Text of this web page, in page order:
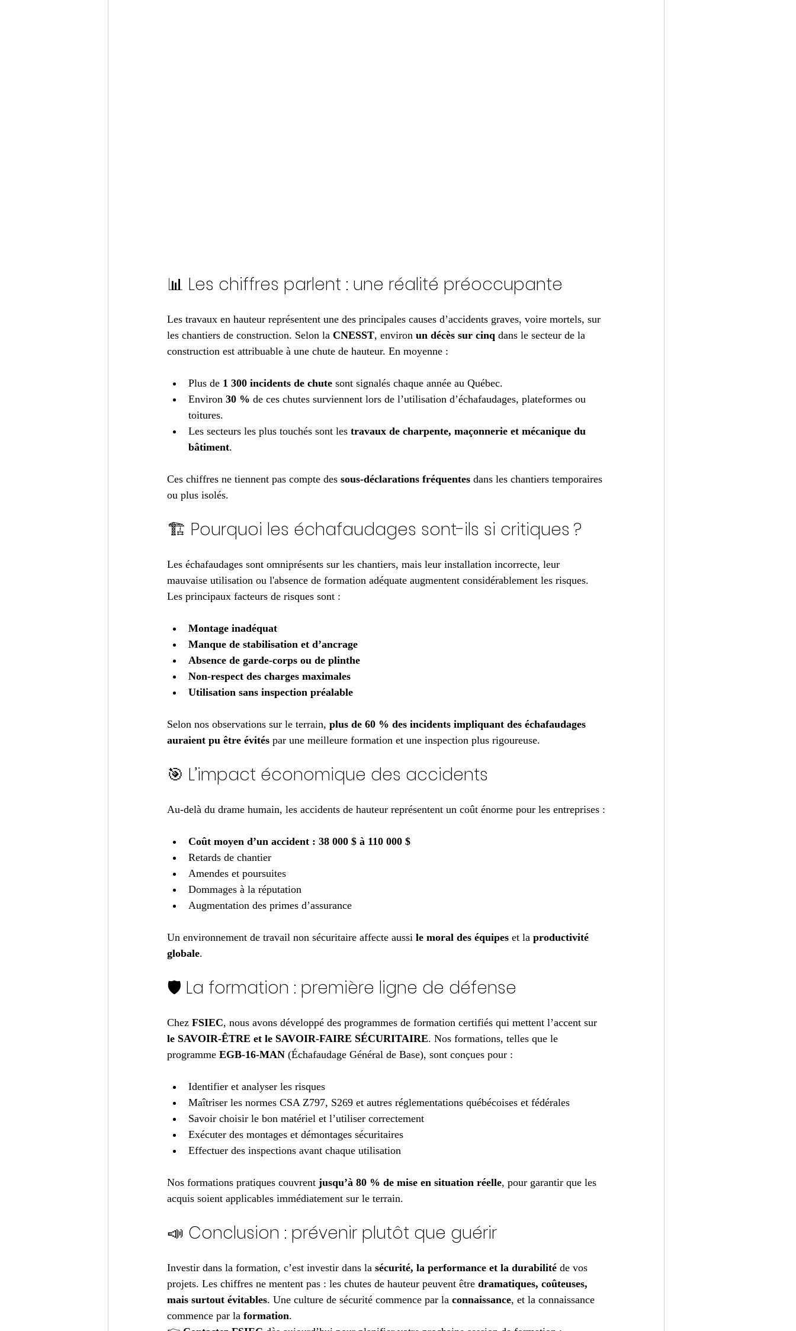
📊 Les chiffres parlent : une réalité préoccupante
Les travaux en hauteur représentent une des principales causes d’accidents graves, voire mortels, sur
les chantiers de construction. Selon la CNESST, environ un décès sur cinq dans le secteur de la
construction est attribuable à une chute de hauteur. En moyenne :
Plus de 1 300 incidents de chute sont signalés chaque année au Québec.
Environ 30 % de ces chutes surviennent lors de l’utilisation d’échafaudages, plateformes ou
toitures.
Les secteurs les plus touchés sont les travaux de charpente, maçonnerie et mécanique du
bâtiment.
Ces chiffres ne tiennent pas compte des sous-déclarations fréquentes dans les chantiers temporaires
ou plus isolés.
🏗️ Pourquoi les échafaudages sont-ils si critiques ?
Les échafaudages sont omniprésents sur les chantiers, mais leur installation incorrecte, leur
mauvaise utilisation ou l'absence de formation adéquate augmentent considérablement les risques.
Les principaux facteurs de risques sont :
Montage inadéquat
Manque de stabilisation et d’ancrage
Absence de garde-corps ou de plinthe
Non-respect des charges maximales
Utilisation sans inspection préalable
Selon nos observations sur le terrain, plus de 60 % des incidents impliquant des échafaudages
auraient pu être évités par une meilleure formation et une inspection plus rigoureuse.
🎯 L’impact économique des accidents
Au-delà du drame humain, les accidents de hauteur représentent un coût énorme pour les entreprises :
Coût moyen d’un accident : 38 000 $ à 110 000 $
Retards de chantier
Amendes et poursuites
Dommages à la réputation
Augmentation des primes d’assurance
Un environnement de travail non sécuritaire affecte aussi le moral des équipes et la productivité
globale.
🛡️ La formation : première ligne de défense
Chez FSIEC, nous avons développé des programmes de formation certifiés qui mettent l’accent sur
le SAVOIR-ÊTRE et le SAVOIR-FAIRE SÉCURITAIRE. Nos formations, telles que le
programme EGB-16-MAN (Échafaudage Général de Base), sont conçues pour :
Identifier et analyser les risques
Maîtriser les normes CSA Z797, S269 et autres réglementations québécoises et fédérales
Savoir choisir le bon matériel et l’utiliser correctement
Exécuter des montages et démontages sécuritaires
Effectuer des inspections avant chaque utilisation
Nos formations pratiques couvrent jusqu’à 80 % de mise en situation réelle, pour garantir que les
acquis soient applicables immédiatement sur le terrain.
📣 Conclusion : prévenir plutôt que guérir
Investir dans la formation, c’est investir dans la sécurité, la performance et la durabilité de vos
projets. Les chiffres ne mentent pas : les chutes de hauteur peuvent être dramatiques, coûteuses,
mais surtout évitables. Une culture de sécurité commence par la connaissance, et la connaissance
commence par la formation.